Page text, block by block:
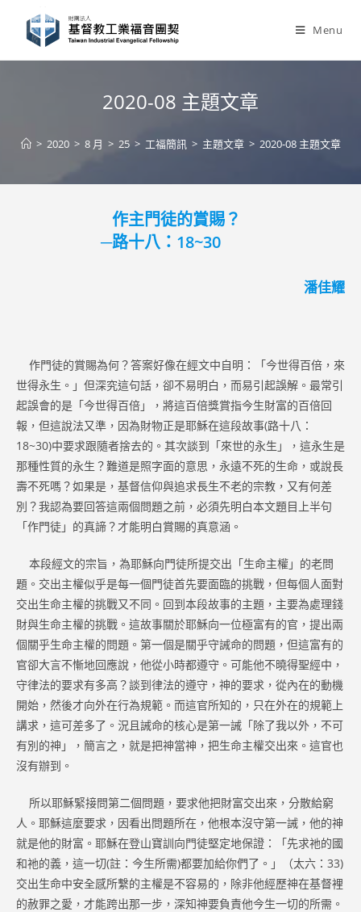
content
Menu
2020-08 主題文章
> 2020 > 8 月 > 25 > 工福簡訊 > 主題文章 > 2020-08 主題文章
作主門徒的賞賜？
─路十八：18~30
潘佳耀
作門徒的賞賜為何？答案好像在經文中自明：「今世得百倍，來
世得永生。」但深究這句話，卻不易明白，而易引起誤解。最常引
起誤會的是「今世得百倍」，將這百倍獎賞指今生財富的百倍回
報，但這說法又準，因為財物正是耶穌在這段故事(路十八：
18~30)中要求跟隨者捨去的。其次談到「來世的永生」，這永生是
那種性質的永生？難道是照字面的意思，永遠不死的生命，或說長
壽不死嗎？如果是，基督信仰與追求長生不老的宗教，又有何差
別？我認為要回答這兩個問題之前，必須先明白本文題目上半句
「作門徒」的真諦？才能明白賞賜的真意涵。
本段經文的宗旨，為耶穌向門徒所提交出「生命主權」的老問
題。交出主權似乎是每一個門徒首先要面臨的挑戰，但每個人面對
交出生命主權的挑戰又不同。回到本段故事的主題，主要為處理錢
財與生命主權的挑戰。這故事關於耶穌向一位極富有的官，提出兩
個關乎生命主權的問題。第一個是關乎守誡命的問題，但這富有的
官卻大言不慚地回應說，他從小時都遵守。可能他不曉得聖經中，
守律法的要求有多高？談到律法的遵守，神的要求，從內在的動機
開始，然後才向外在行為規範。而這官所知的，只在外在的規範上
講求，這可差多了。況且誡命的核心是第一誡「除了我以外，不可
有別的神」，簡言之，就是把神當神，把生命主權交出來。這官也
沒有辦到。
所以耶穌緊接問第二個問題，要求他把財富交出來，分散給窮
人。耶穌這麼要求，因看出問題所在，他根本沒守第一誡，他的神
就是他的財富。耶穌在登山寶訓向門徒堅定地保證：「先求祂的國
和祂的義，這一切(註：今生所需)都要加給你們了。」（太六：33)
交出生命中安全感所繫的主權是不容易的，除非他經歷神在基督裡
的赦罪之愛，才能跨出那一步，深知神要負責他今生一切的所需。